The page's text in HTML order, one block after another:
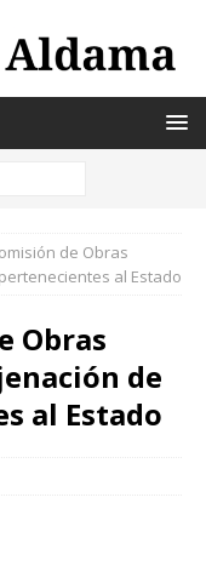
de Obras
al Estado
Obras
de
al Estado